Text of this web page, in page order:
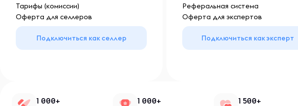
Тарифы (комиссии)
Оферта для селлеров
Подключиться как селлер
Реферальная система
Оферта для экспертов
Подключиться как эксперт
1 000+ 1 000+ 1 500+